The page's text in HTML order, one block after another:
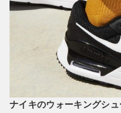
ナイキのウォーキングシ